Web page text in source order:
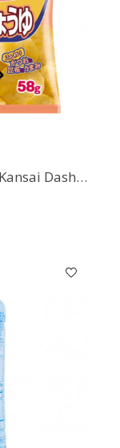
Calbee Potato Chips Kansai Dashi-Shoyu